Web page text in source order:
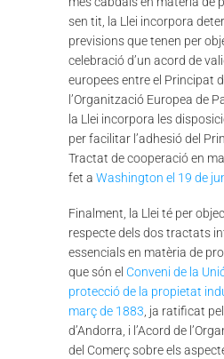
sen tit, la Llei incorpora
previsions que tenen per
celebració d’un acord de
europees entre el Principat
l’Organització Europea de
la Llei incorpora les
per facilitar l’adhesió del
Tractat de cooperació en
fet aWashington el 19 de
Finalment, la Llei té per
respecte dels dos tractats
essencials en matèria de
que són el Conveni de la
protecció de la propietat
març de 1883 , ja ratificat
d’Andorra, i l’Acord de
del Comerç sobre els